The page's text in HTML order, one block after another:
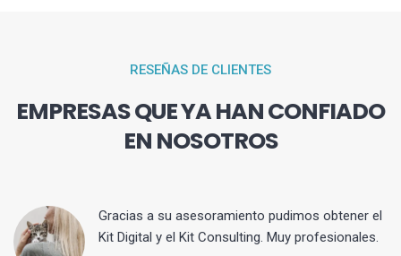
RESEÑAS DE CLIENTES
EMPRESAS QUE YA HAN CONFIADO
EN NOSOTROS
Gracias a su asesoramiento pudimos obtener el
Kit Digital y el Kit Consulting. Muy profesionales.